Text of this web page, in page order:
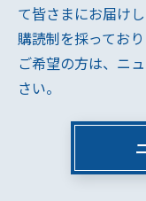
て皆さまにお届けし
購読制を採っており
ご希望の方は、ニ
さい。